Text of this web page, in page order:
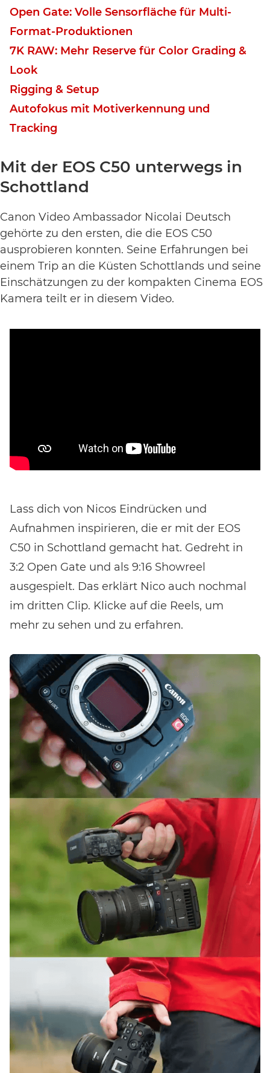
EVENT FINDEN
Noch keinen Event-Code? Jetzt für einen Workshop
Open Gate: Volle Sensorfläche für Multi-
Format-Produktionen
7K RAW: Mehr Reserve für Color Grading &
Look
Rigging & Setup
Autofokus mit Motiverkennung und
Tracking
Mit der EOS C50 unterwegs in
Schottland
Canon Video Ambassador Nicolai Deutsch
gehörte zu den ersten, die die EOS C50
ausprobieren konnten. Seine Erfahrungen bei
einem Trip an die Küsten Schottlands und seine
Einschätzungen zu der kompakten Cinema EOS
Kamera teilt er in diesem Video.
Lass dich von Nicos Eindrücken und
Aufnahmen inspirieren, die er mit der EOS
C50 in Schottland gemacht hat. Gedreht in
3:2 Open Gate und als 9:16 Showreel
ausgespielt. Das erklärt Nico auch nochmal
im dritten Clip. Klicke auf die Reels, um
mehr zu sehen und zu erfahren.